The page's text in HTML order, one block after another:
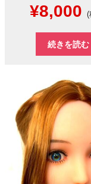
元
の
価
は
¥12,000
で
し
¥8,000
価
(
続きを読む